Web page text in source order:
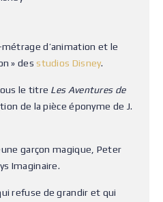
d’animation et le
» desstudios Disney.
le titre Les Aventures de
de la pièce éponyme de J.
garçon magique, Peter
Imaginaire.
refuse de grandir et qui